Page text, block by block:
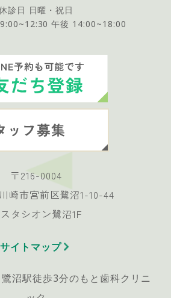
診日 日曜・祝日
午後 14:00~18:00
〒216-0004
崎市宮前区鷺沼1-10-44
タシオン鷺沼1F
サイトマップ
沼駅徒歩3分のもと歯科クリニ